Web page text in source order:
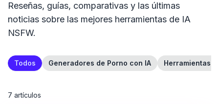
Reseñas, guías, comparativas y las últimas
noticias sobre las mejores herramientas de IA
NSFW.
Todos Generadores de Porno con IA Herramientas
7 artículos